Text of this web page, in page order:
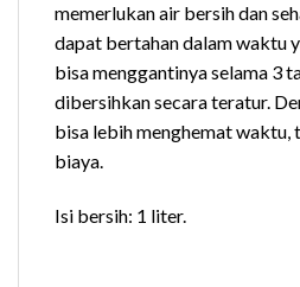
memerlukan air bersih dan
dapat bertahan dalam waktu
bisa menggantinya selama 3
dibersihkan secara teratur.
bisa lebih menghemat waktu,
biaya.
Isi bersih: 1 liter.